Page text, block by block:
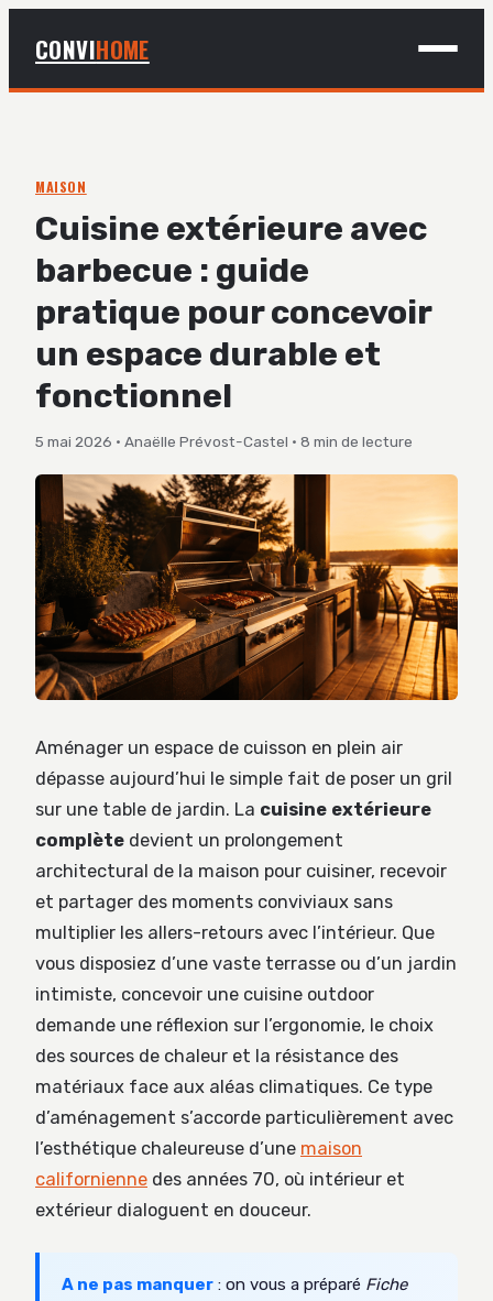
CONVIHOME
BRICOLAGE
DÉCO
JARDINAGE
MAISON
Cuisine extérieure avec
barbecue : guide
pratique pour concevoir
un espace durable et
fonctionnel
5 mai 2026 · Anaëlle Prévost-Castel · 8 min de lecture
Aménager un espace de cuisson en plein air
dépasse aujourd’hui le simple fait de poser un gril
sur une table de jardin. La cuisine extérieure
complète devient un prolongement
architectural de la maison pour cuisiner, recevoir
et partager des moments conviviaux sans
multiplier les allers-retours avec l’intérieur. Que
vous disposiez d’une vaste terrasse ou d’un jardin
intimiste, concevoir une cuisine outdoor
demande une réflexion sur l’ergonomie, le choix
des sources de chaleur et la résistance des
matériaux face aux aléas climatiques. Ce type
d’aménagement s’accorde particulièrement avec
l’esthétique chaleureuse d’une maison
californienne des années 70, où intérieur et
extérieur dialoguent en douceur.
A ne pas manquer : on vous a préparé Fiche